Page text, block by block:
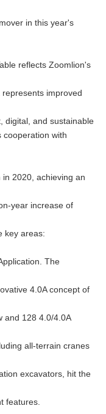
in this year's
reflects Zoomlion's
improved
digital, and sustainable
cooperation with
2020, achieving an
year increase of
key areas:
The
4.0A concept of
and 128 4.0/4.0A
all-terrain cranes
excavators, hit the
features.